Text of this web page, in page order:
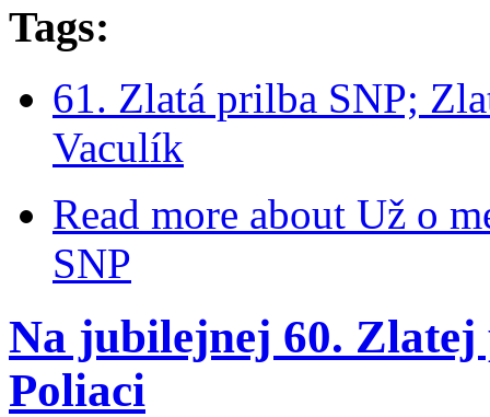
Tags:
61. Zlatá prilba SNP;
Vaculík
Read more about Už o
SNP
Na jubilejnej 60.
Poliaci